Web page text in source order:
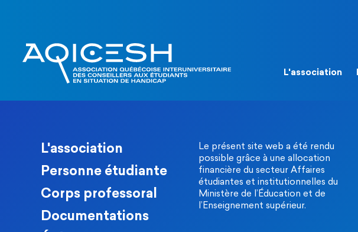
L'association
L'association
Personne étudiante
Corps professoral
Documentations
Le présent site web a été rendu
possible grâce à une allocation
financière du secteur Affaires
étudiantes et institutionnelles du
Ministère de l’Éducation et de
l’Enseignement supérieur.